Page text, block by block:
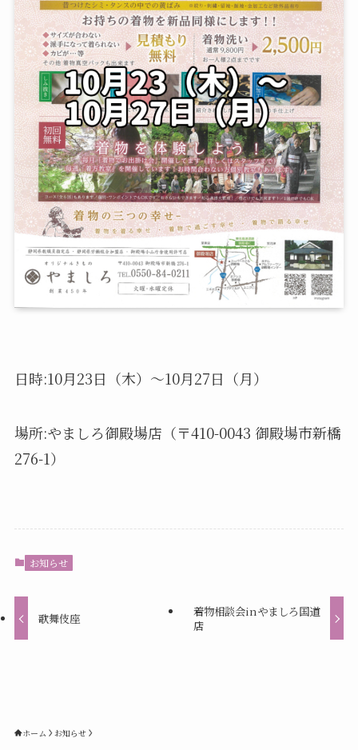
日時:10月23日（木）〜10月27日（月）
場所:やましろ御殿場店（〒410-0043 御殿場市新橋
276-1）
お知らせ
歌舞伎座
着物相談会inやましろ国道
店
ホーム お知らせ